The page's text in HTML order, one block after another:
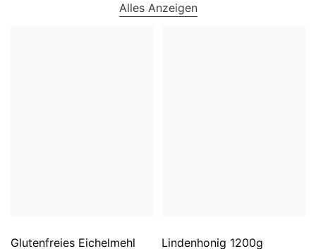
Alles Anzeigen
Glutenfreies Eichelmehl Lindenhonig 1200g